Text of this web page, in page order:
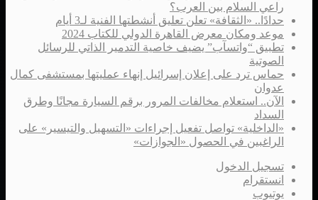
راعي السلام بين العرب؟
حدادًا.. «الثقافة» تعلن تعليق أنشطتها الفنية لـ3 أيام
موعد ومكان معرض القاهرة الدولي للكتاب 2024
تطبيق “واتسآب” يضيف خاصية التدمير الذاتي للرسائل
الصوتية
حماس ترد على إعلان إسرائيل إنهاء عمليتها بمستشفى كمال
عدوان
الآن.. استعلام مخالفات المرور برقم السيارة مجانًا وطرق
السداد
«الداخلية» تواصل تفعيل إجراءات «التسهيل والتيسير» على
الراغبين في الحصول «الجوازات»
تسجيل الدخول
انستقرام
يوتيوب